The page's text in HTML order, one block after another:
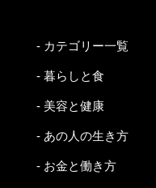
- カテゴリー一覧
- 暮らしと食
- 美容と健康
- あの人の生き方
- お金と働き方